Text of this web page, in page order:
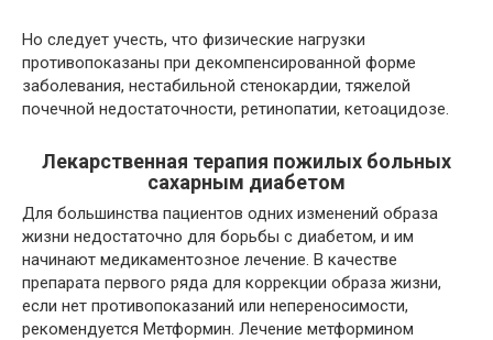
Но следует учесть, что физические нагрузки
противопоказаны при декомпенсированной форме
заболевания, нестабильной стенокардии, тяжелой
почечной недостаточности, ретинопатии, кетоацидозе.
Лекарственная терапия пожилых больных
сахарным диабетом
Для большинства пациентов одних изменений образа
жизни недостаточно для борьбы с диабетом, и им
начинают медикаментозное лечение. В качестве
препарата первого ряда для коррекции образа жизни,
если нет противопоказаний или непереносимости,
рекомендуется Метформин. Лечение метформином